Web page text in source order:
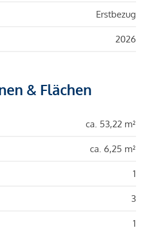
Erstbezug
2026
& Flächen
ca. 53,22 m²
ca. 6,25 m²
1
3
1